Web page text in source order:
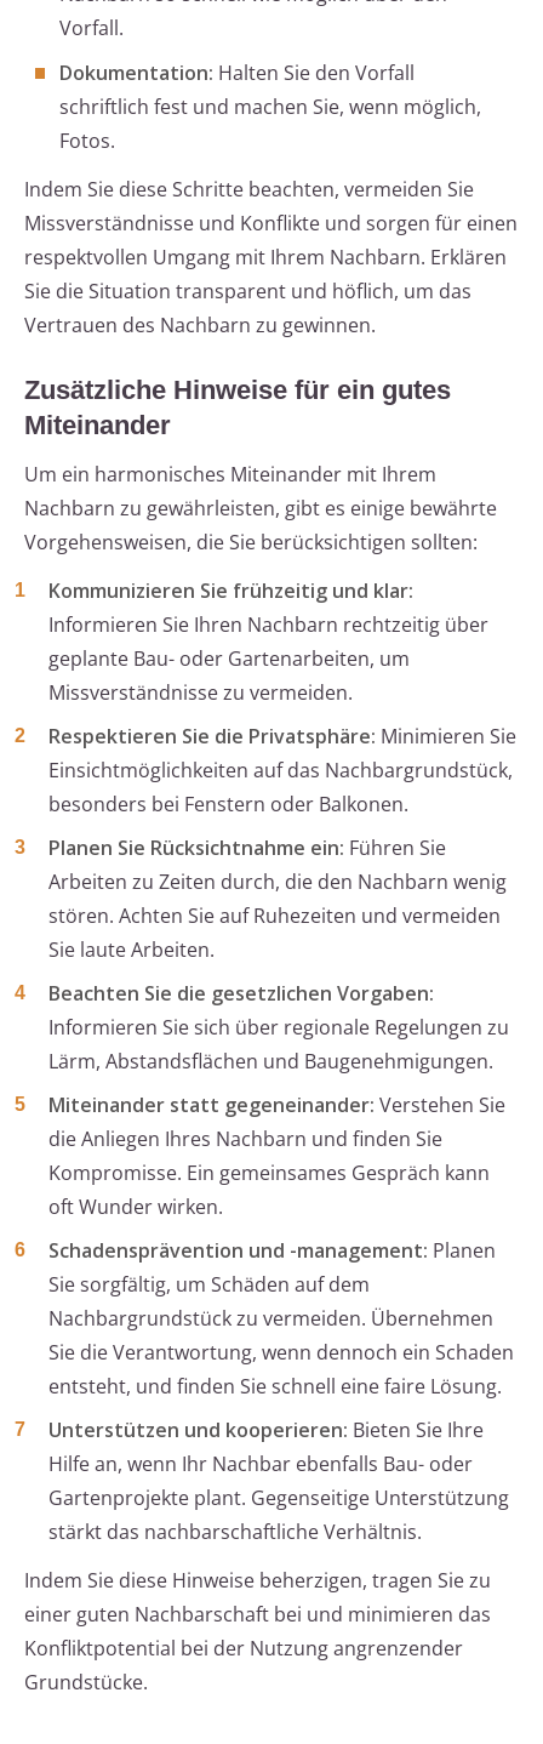
Vorfall.
Dokumentation: Halten Sie den Vorfall
schriftlich fest und machen Sie, wenn möglich,
Fotos.
Indem Sie diese Schritte beachten, vermeiden Sie
Missverständnisse und Konflikte und sorgen für einen
respektvollen Umgang mit Ihrem Nachbarn. Erklären
Sie die Situation transparent und höflich, um das
Vertrauen des Nachbarn zu gewinnen.
Zusätzliche Hinweise für ein gutes
Miteinander
Um ein harmonisches Miteinander mit Ihrem
Nachbarn zu gewährleisten, gibt es einige bewährte
Vorgehensweisen, die Sie berücksichtigen sollten:
Kommunizieren Sie frühzeitig und klar:
Informieren Sie Ihren Nachbarn rechtzeitig über
geplante Bau- oder Gartenarbeiten, um
Missverständnisse zu vermeiden.
Respektieren Sie die Privatsphäre: Minimieren Sie
Einsichtmöglichkeiten auf das Nachbargrundstück,
besonders bei Fenstern oder Balkonen.
Planen Sie Rücksichtnahme ein: Führen Sie
Arbeiten zu Zeiten durch, die den Nachbarn wenig
stören. Achten Sie auf Ruhezeiten und vermeiden
Sie laute Arbeiten.
Beachten Sie die gesetzlichen Vorgaben:
Informieren Sie sich über regionale Regelungen zu
Lärm, Abstandsflächen und Baugenehmigungen.
Miteinander statt gegeneinander: Verstehen Sie
die Anliegen Ihres Nachbarn und finden Sie
Kompromisse. Ein gemeinsames Gespräch kann
oft Wunder wirken.
Schadensprävention und -management: Planen
Sie sorgfältig, um Schäden auf dem
Nachbargrundstück zu vermeiden. Übernehmen
Sie die Verantwortung, wenn dennoch ein Schaden
entsteht, und finden Sie schnell eine faire Lösung.
Unterstützen und kooperieren: Bieten Sie Ihre
Hilfe an, wenn Ihr Nachbar ebenfalls Bau- oder
Gartenprojekte plant. Gegenseitige Unterstützung
stärkt das nachbarschaftliche Verhältnis.
Indem Sie diese Hinweise beherzigen, tragen Sie zu
einer guten Nachbarschaft bei und minimieren das
Konfliktpotential bei der Nutzung angrenzender
Grundstücke.